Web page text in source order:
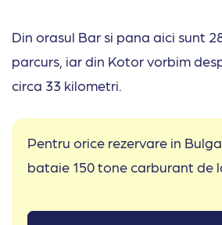
Din orasul Bar si pana aici sunt
parcurs, iar din Kotor vorbim
circa 33 kilometri.
Pentru orice rezervare in
bataie 150 tone carburant de